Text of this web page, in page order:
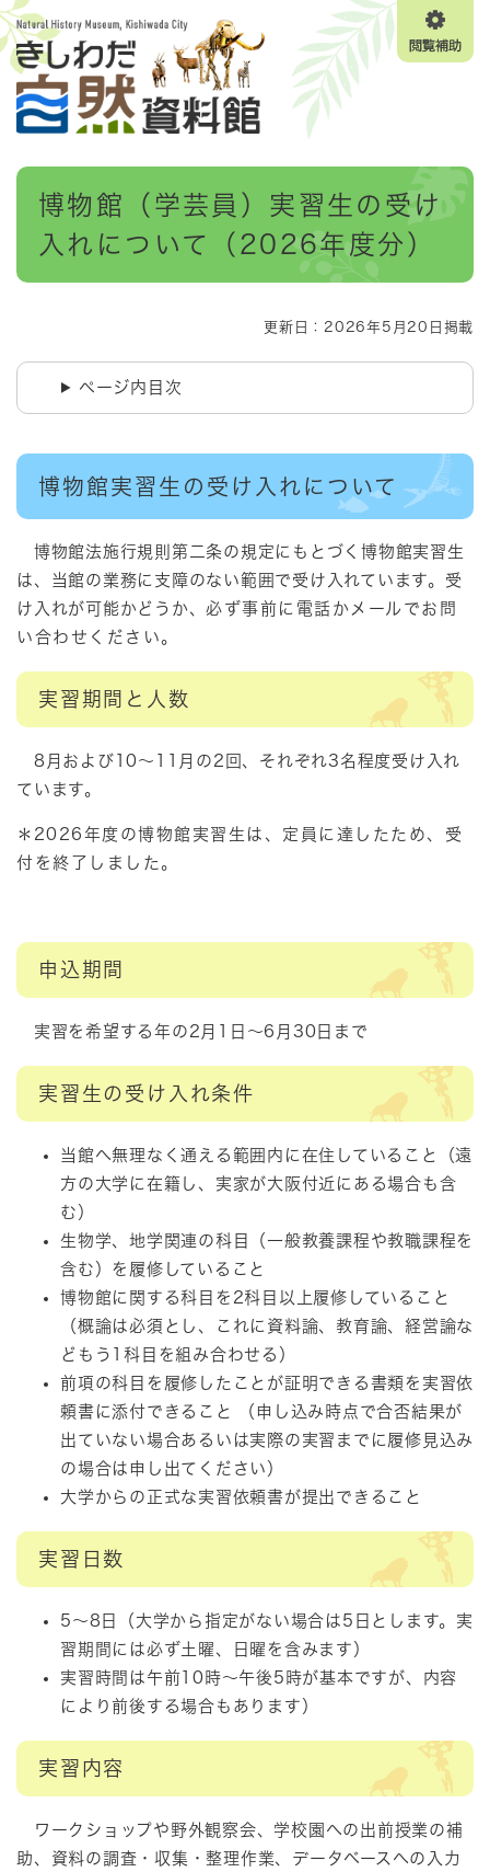
ペ
ー
ジ
メニューを飛ばして本文へ
閲
覧
本
博物館（学芸員）実習生の受け
入れについて（2026年度分）
更新日：2026年5月20日掲載
ページ内目次
博物館実習生の受け入れについて
博物館法施行規則第二条の規定にもとづく博物館実習生
は、当館の業務に支障のない範囲で受け入れています。受
け入れが可能かどうか、必ず事前に電話かメールでお問
い合わせください 。
実習期間と人数
8月および10～11月の2回、それぞれ3名程度受け入れ
ています。
＊ 2026年度の博物館実習生は、定員に達したため、受
付を終了しました。
申込期間
実習を希望する年の2月1日～6月30日まで
実習生の受け入れ条件
当館へ無理なく通える範囲内に在住していること（遠
方の大学に在籍し、実家が大阪付近にある場合も含
む）
生物学、地学関連の科目（一般教養課程や教職課程を
含む）を履修していること
博物館に関する科目を2科目以上履修していること
（概論は必須とし、これに資料論、教育論、経営論な
どもう1科目を組み合わせる）
前項の科目を履修したことが証明できる書類を実習依
頼書に添付できること （申し込み時点で合否結果が
出ていない場合あるいは実際の実習までに履修見込み
の場合は申し出てください）
大学からの正式な実習依頼書が提出できること
実習日数
5～8日（大学から指定がない場合は5日とします。実
習期間には必ず土曜、日曜を含みます）
実習時間は午前10時～午後5時が基本ですが、内容
により前後する場合もあります）
実習内容
ワークショップや野外観察会、学校園への出前授業の補
助、資料の調査・収集・整理作業、データベースへの入力